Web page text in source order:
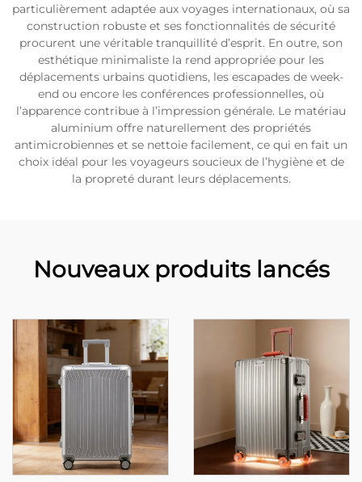
particulièrement adaptée aux voyages internationaux, où sa
construction robuste et ses fonctionnalités de sécurité
procurent une véritable tranquillité d’esprit. En outre, son
esthétique minimaliste la rend appropriée pour les
déplacements urbains quotidiens, les escapades de week-
end ou encore les conférences professionnelles, où
l’apparence contribue à l’impression générale. Le matériau
aluminium offre naturellement des propriétés
antimicrobiennes et se nettoie facilement, ce qui en fait un
choix idéal pour les voyageurs soucieux de l’hygiène et de
la propreté durant leurs déplacements.
Nouveaux produits lancés